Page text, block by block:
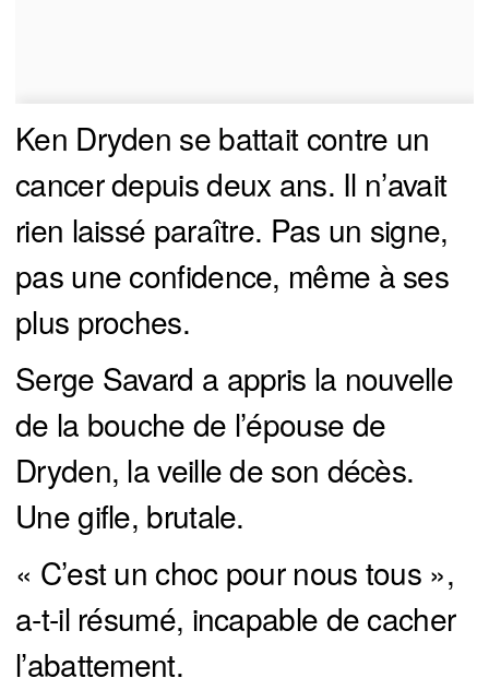
Ken Dryden se battait contre un
cancer depuis deux ans. Il n’avait
rien laissé paraître. Pas un signe,
pas une confidence, même à ses
plus proches.
Serge Savard a appris la nouvelle
de la bouche de l’épouse de
Dryden, la veille de son décès.
Une gifle, brutale.
« C’est un choc pour nous tous »,
a-t-il résumé, incapable de cacher
l’abattement.